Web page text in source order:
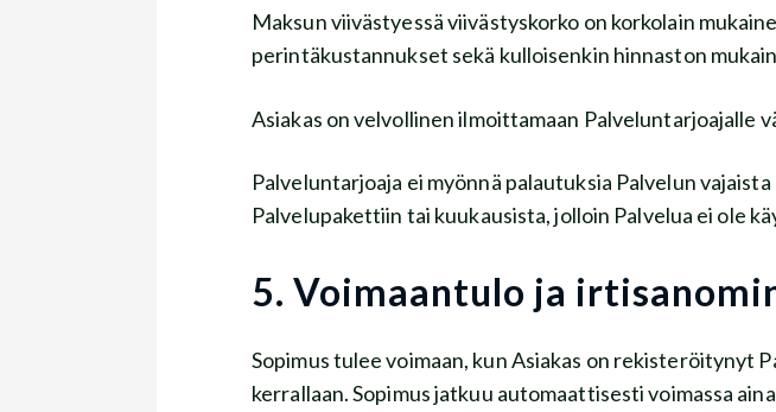
Maksun viivästyessä viivästyskorko on korkolain
perintäkustannukset sekä kulloisenkin hinnaston
Asiakas on velvollinen ilmoittamaan Palveluntarjoajalle
Palveluntarjoaja ei myönnä palautuksia Palvelun
Palvelupakettiin tai kuukausista, jolloin Palvelua ei ole
5. Voimaantulo ja
Sopimus tulee voimaan, kun Asiakas on rekisteröitynyt
kerrallaan. Sopimus jatkuu automaattisesti voimassa